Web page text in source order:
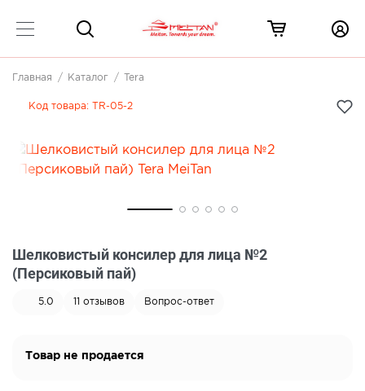
Главная Каталог Tera
Шелковистый консилер для лица №2
(Персиковый пай)
5.0 11 отзывов Вопрос-ответ
Код товара: TR-05-2
Товар не продается